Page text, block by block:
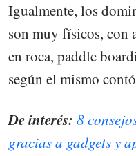
Igualmente, los
son muy físicos, con
en roca, paddle
según el mismo
De interés: 8
gracias a gadgets y